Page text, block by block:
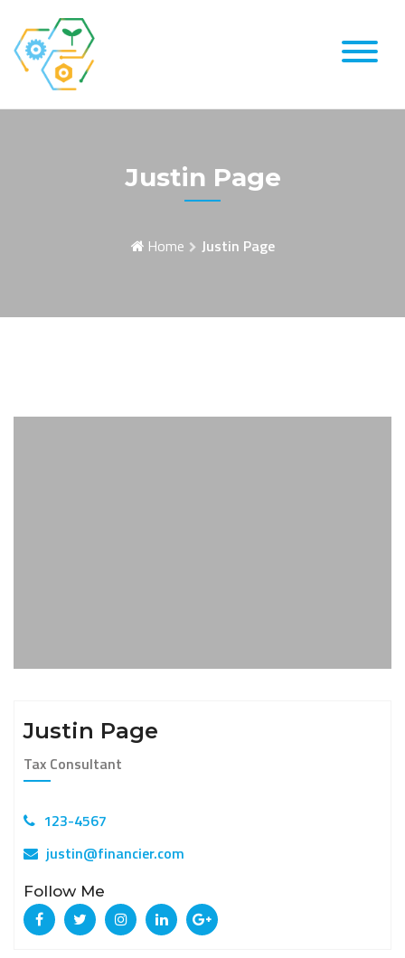
content
Justin Page
Home Justin Page
Justin Page
Tax Consultant
123-4567
justin@financier.com
Follow Me